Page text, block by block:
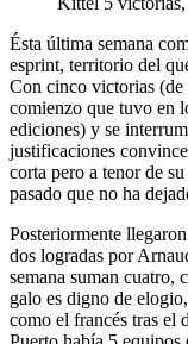
Ésta última semana
esprint, territorio del
Con cinco victorias (de
comienzo que tuvo en
ediciones) y se
justificaciones
corta pero a tenor de
pasado que no ha
Posteriormente
dos logradas por
semana suman cuatro,
galo es digno de
como el francés tras el